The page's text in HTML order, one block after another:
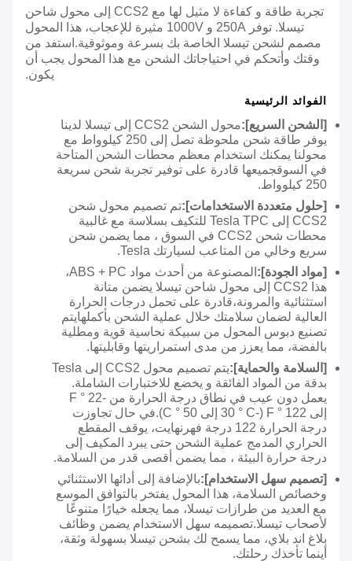
تجربة طاقة و كفاءة لا مثيل لها مع CCS2 إلى محول شاحن
تيسلا. توفر 250A و 1000V مثيرة للإعجاب، هذا المحول
مصمم لشحن تيسلا الخاصة بك بسرعة وموثوقية.استفد من
وقتك وأتحكم في احتياجاتك الشحن مع هذا المحول يجب أن
يكون.
الفوائد الرئيسية
[الشحن السريع]:
محول الشحن CCS2 إلى تيسلا لدينا
يوفر طاقة شحن ملحوظة تصل إلى 250 كيلوواط مع
محولنا يمكنك استخدام معظم محطات الشحن المتاحة
في السوقجميعها قادرة على توفير تجربة شحن سريعة
250 كيلوواط.
[حلول متعددة الاستخدامات]:تم تصميم محول شحن
CCS2 إلى Tesla TPC للتكيف بسلاسة مع غالبية
محطات شحن CCS2 في السوق ، مما يضمن شحن
سريع وخالي من المتاعب لسيارتك Tesla.
[مواد الجودة]:
المصنوعة من أحدث مواد ABS + PC،
هذا CCS2 إلى محول شاحن تيسلا يضمن متانة
استثنائية والمرونة،قادرة على تحمل درجات الحرارة
العالية لضمان سلامتك خلال عملية الشحن بأكملهايتم
تصنيع دبوس المحول من سبيكة نحاسية قوية ومطلية
بالفضة، مما يعزز من مدى استمراريتها وقابليتها.
[السلامة والحماية]:
يتم تصميم محول CCS2 إلى Tesla
بدقة من المواد الفائقة و يخضع للاختبارات الشاملة.
يعمل دون عيب في نطاق درجة الحرارة من -22 ° F
إلى 122 ° F (-30 ° C إلى 50 ° C).في حال تجاوزت
درجة الحرارة 122 درجة فهرنهايت، يوقف المقطع
الحراري المدمج عملية الشحن حتى يبرد المكيف إلى
درجة حرارة البيئة ، مما يضمن أقصى قدر من السلامة.
[تصميم سهل الاستخدام]:بالإضافة إلى أدائها الاستثنائي
وخصائص السلامة، هذا المحول يفتخر بالتوافق الموسع
مع العديد من طرازات تيسلا، مما يجعله خيارًا متنوعًا
لأصحاب تيسلا.تصميمه سهل الاستخدام يضمن وظائف
بلاغ اند بلاي، مما يسمح لك بشحن تيسلا بسهولة وثقة،
أينما تأخذك رحلتك.